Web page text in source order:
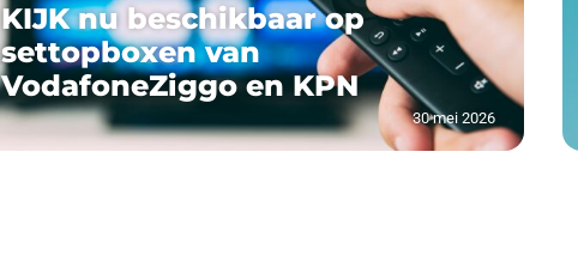
KIJK nu beschikbaar op
settopboxen van
VodafoneZiggo en KPN
30 mei 2026